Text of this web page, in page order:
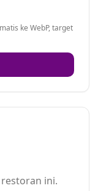
ke WebP, target
ini.